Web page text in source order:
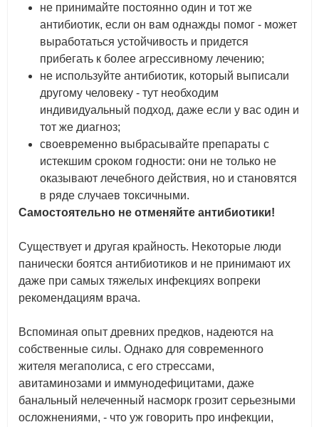
не принимайте постоянно один и тот же
антибиотик, если он вам однажды помог - может
выработаться устойчивость и придется
прибегать к более агрессивному лечению;
не используйте антибиотик, который выписали
другому человеку - тут необходим
индивидуальный подход, даже если у вас один и
тот же диагноз;
своевременно выбрасывайте препараты с
истекшим сроком годности: они не только не
оказывают лечебного действия, но и становятся
в ряде случаев токсичными.
Самостоятельно не отменяйте антибиотики!
Существует и другая крайность. Некоторые люди
панически боятся антибиотиков и не принимают их
даже при самых тяжелых инфекциях вопреки
рекомендациям врача.
Вспоминая опыт древних предков, надеются на
собственные силы. Однако для современного
жителя мегаполиса, с его стрессами,
авитаминозами и иммунодефицитами, даже
банальный нелеченный насморк грозит серьезными
осложнениями, - что уж говорить про инфекции,